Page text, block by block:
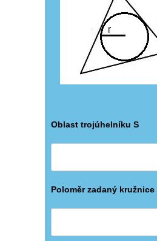
Oblast trojúhelníku S
Poloměr zadaný kružnice